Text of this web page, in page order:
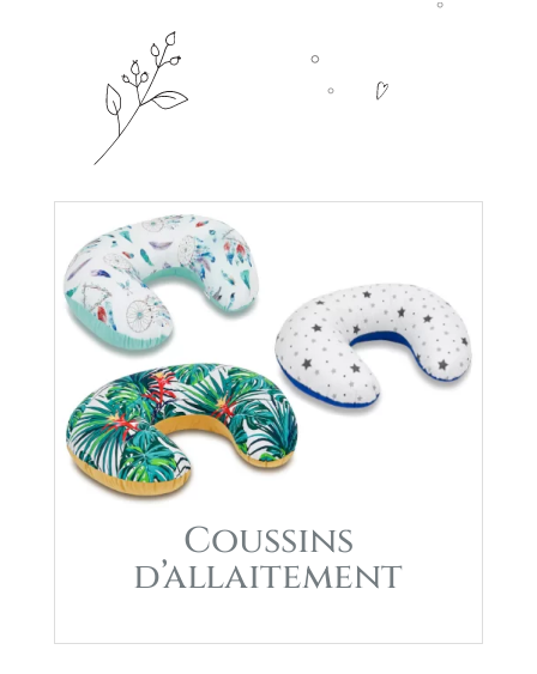
Coussins
d’allaitement